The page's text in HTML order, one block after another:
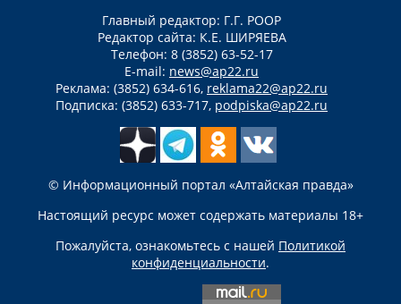
Главный редактор: Г.Г. РООР
Редактор сайта: К.Е. ШИРЯЕВА
Телефон: 8 (3852) 63-52-17
E-mail: news@ap22.ru
Реклама: (3852) 634-616, reklama22@ap22.ru
Подписка: (3852) 633-717, podpiska@ap22.ru
© Информационный портал «Алтайская правда»
Настоящий ресурс может содержать материалы 18+
Пожалуйста, ознакомьтесь с нашей Политикой
конфиденциальности.